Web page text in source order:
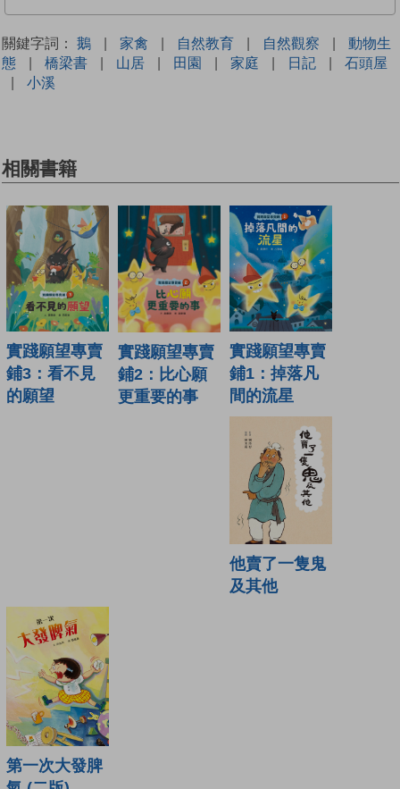
關鍵字詞： 鵝 | 家禽 | 自然教育 | 自然觀察 |
動物生
態
| 橋梁書 | 山居 | 田園 | 家庭 | 日記 |
石頭屋
|
小溪
相關書籍
實踐願望專賣
鋪3：看不見
的願望
實踐願望專賣
鋪2：比心願
更重要的事
實踐願望專賣
鋪1：掉落凡
間的流星
他賣了一隻鬼
及其他
第一次大發脾